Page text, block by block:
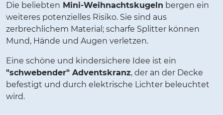
Die beliebten Mini-Weihnachtskugeln bergen ein
weiteres potenzielles Risiko. Sie sind aus
zerbrechlichem Material; scharfe Splitter können
Mund, Hände und Augen verletzen.
Eine schöne und kindersichere Idee ist ein
"schwebender" Adventskranz, der an der Decke
befestigt und durch elektrische Lichter beleuchtet
wird.